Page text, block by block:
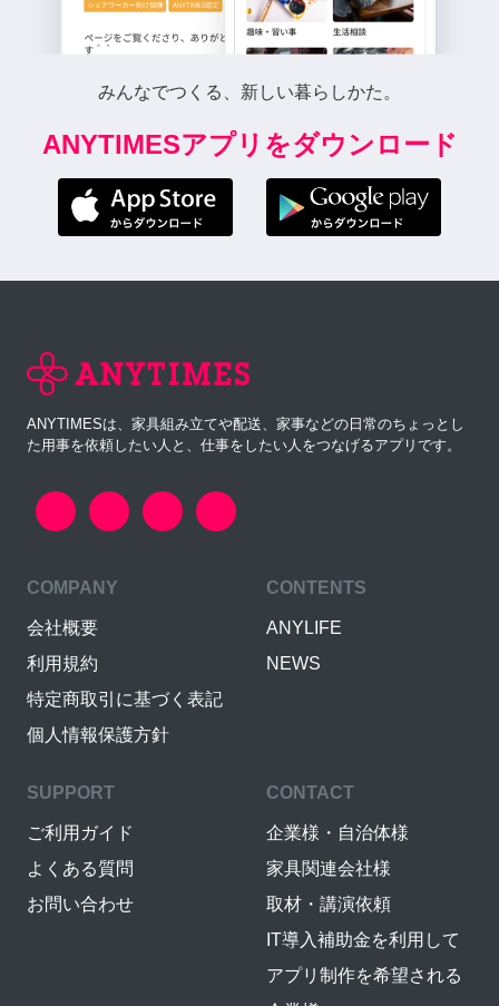
みんなでつくる、新しい暮らしかた。
ANYTIMESアプリをダウンロード
ANYTIMESは、家具組み立てや配送、家事などの日常のちょっとし
た用事を依頼したい人と、仕事をしたい人をつなげるアプリです。
COMPANY
会社概要
利用規約
特定商取引に基づく表記
個人情報保護方針
CONTENTS
ANYLIFE
NEWS
SUPPORT
ご利用ガイド
よくある質問
お問い合わせ
CONTACT
企業様・自治体様
家具関連会社様
取材・講演依頼
IT導入補助金を利用して
アプリ制作を希望される